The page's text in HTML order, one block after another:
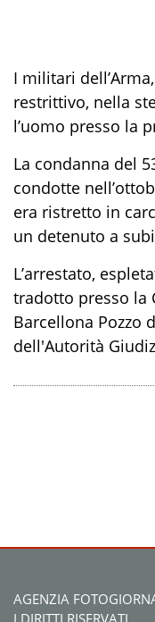
I militari
restrittivo, nella
l’uomo presso la
La condanna del
condotte
era ristretto in
un detenuto a
L’arrestato,
tradotto presso la
Barcellona Pozzo
dell'Autorità
AGENZIA